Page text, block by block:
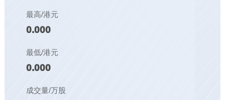
最高/港元
0.000
最低/港元
0.000
成交量/万股